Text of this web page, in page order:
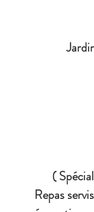
(
Repas